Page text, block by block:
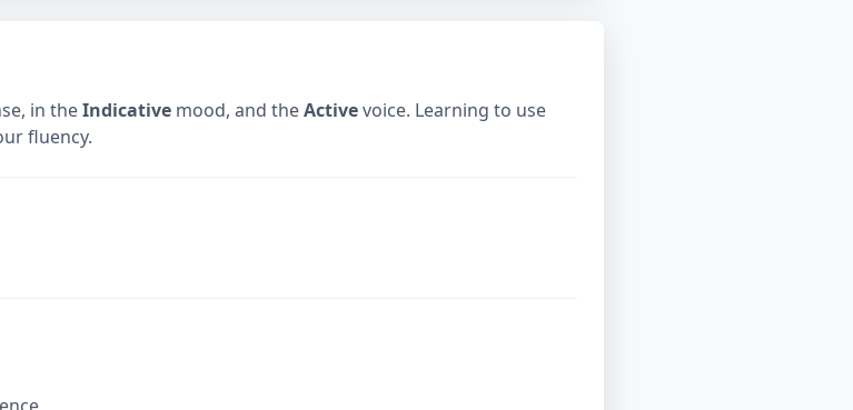
in theIndicative mood, and theActivevoice. Learning to use
fluency.